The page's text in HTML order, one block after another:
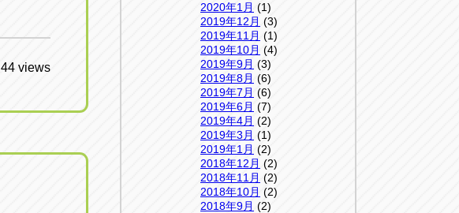
44 views
2020年1月 (1)
2019年12月 (3)
2019年11月 (1)
2019年10月 (4)
2019年9月 (3)
2019年8月 (6)
2019年7月 (6)
2019年6月 (7)
2019年4月 (2)
2019年3月 (1)
2019年1月 (2)
2018年12月 (2)
2018年11月 (2)
2018年10月 (2)
2018年9月 (2)